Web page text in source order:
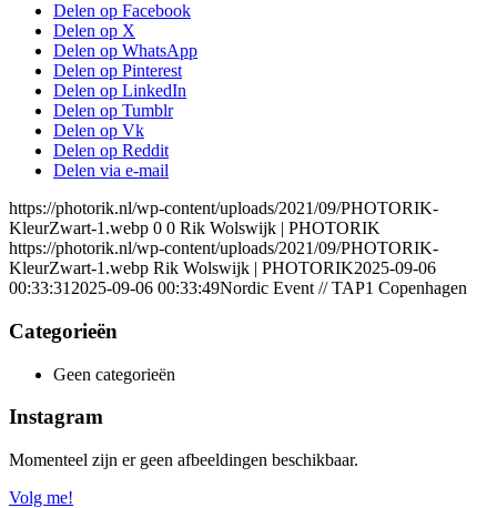
Delen op Facebook
Delen op X
Delen op WhatsApp
Delen op Pinterest
Delen op LinkedIn
Delen op Tumblr
Delen op Vk
Delen op Reddit
Delen via e-mail
https://photorik.nl/wp-content/uploads/2021/09/PHOTORIK-
KleurZwart-1.webp 0 0 Rik Wolswijk | PHOTORIK
https://photorik.nl/wp-content/uploads/2021/09/PHOTORIK-
KleurZwart-1.webp Rik Wolswijk | PHOTORIK2025-09-06
00:33:31 2025-09-06 00:33:49Nordic Event // TAP1 Copenhagen
Categorieën
Geen categorieën
Instagram
Momenteel zijn er geen afbeeldingen beschikbaar.
Volg me!